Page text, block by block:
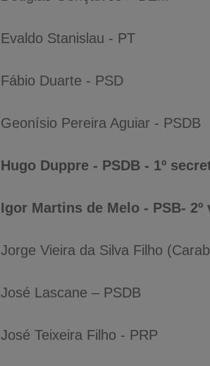
Evaldo Stanislau - PT
Fábio Duarte - PSD
Geonísio Pereira Aguiar - PSDB
Hugo Duppre - PSDB - 1º
Igor Martins de Melo - PSB-
Jorge Vieira da Silva Filho
José Lascane – PSDB
José Teixeira Filho - PRP